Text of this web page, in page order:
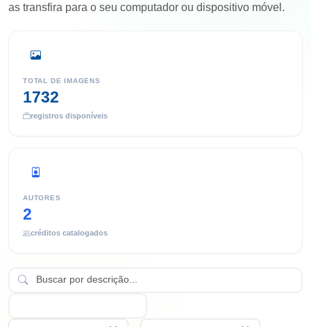
as transfira para o seu computador ou dispositivo móvel.
TOTAL DE IMAGENS
1732
registros disponíveis
AUTORES
2
créditos catalogados